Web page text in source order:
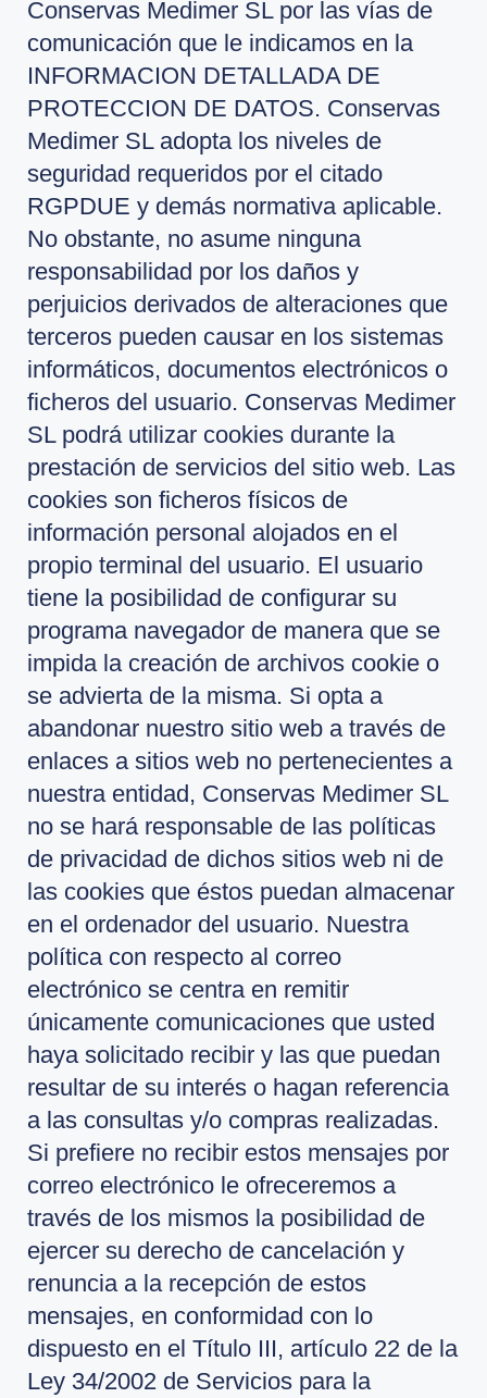
Conservas Medimer SL por las vías de
comunicación que le indicamos en la
INFORMACION DETALLADA DE
PROTECCION DE DATOS. Conservas
Medimer SL adopta los niveles de
seguridad requeridos por el citado
RGPDUE y demás normativa aplicable.
No obstante, no asume ninguna
responsabilidad por los daños y
perjuicios derivados de alteraciones que
terceros pueden causar en los sistemas
informáticos, documentos electrónicos o
ficheros del usuario. Conservas Medimer
SL podrá utilizar cookies durante la
prestación de servicios del sitio web. Las
cookies son ficheros físicos de
información personal alojados en el
propio terminal del usuario. El usuario
tiene la posibilidad de configurar su
programa navegador de manera que se
impida la creación de archivos cookie o
se advierta de la misma. Si opta a
abandonar nuestro sitio web a través de
enlaces a sitios web no pertenecientes a
nuestra entidad, Conservas Medimer SL
no se hará responsable de las políticas
de privacidad de dichos sitios web ni de
las cookies que éstos puedan almacenar
en el ordenador del usuario. Nuestra
política con respecto al correo
electrónico se centra en remitir
únicamente comunicaciones que usted
haya solicitado recibir y las que puedan
resultar de su interés o hagan referencia
a las consultas y/o compras realizadas.
Si prefiere no recibir estos mensajes por
correo electrónico le ofreceremos a
través de los mismos la posibilidad de
ejercer su derecho de cancelación y
renuncia a la recepción de estos
mensajes, en conformidad con lo
dispuesto en el Título III, artículo 22 de la
Ley 34/2002 de Servicios para la